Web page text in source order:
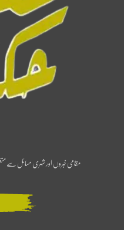
مقامی خبروں اور شہری مسائل سے